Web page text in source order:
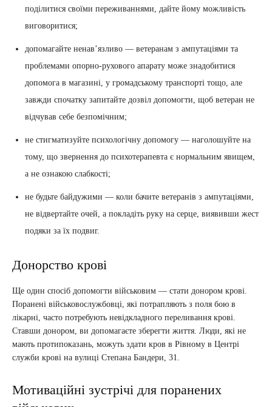
поділитися своїми переживаннями, дайте йому можливість
виговоритися;
допомагайте ненав’язливо — ветеранам з ампутаціями та
проблемами опорно-рухового апарату може знадобитися
допомога в магазині, у громадському транспорті тощо, але
завжди спочатку запитайте дозвіл допомогти, щоб ветеран не
відчував себе безпомічним;
не стигматизуйте психологічну допомогу — наголошуйте на
тому, що звернення до психотерапевта є нормальним явищем,
а не ознакою слабкості;
не будьте байдужими — коли бачите ветеранів з ампутаціями,
не відвертайте очей, а покладіть руку на серце, виявивши жест
подяки за їх подвиг.
Донорство крові
Ще один спосіб допомогти військовим — стати донором крові.
Поранені військовослужбовці, які потрапляють з поля бою в
лікарні, часто потребують невідкладного переливання крові.
Ставши донором, ви допомагаєте зберегти життя. Люди, які не
мають протипоказань, можуть здати кров в Рівному в Центрі
служби крові на вулиці Степана Бандери, 31.
Мотиваційні зустрічі для поранених